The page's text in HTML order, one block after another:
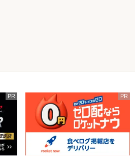
PR PR